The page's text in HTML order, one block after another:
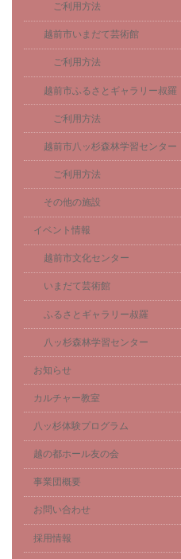
ご利用方法
越前市いまだて芸術館
ご利用方法
越前市ふるさとギャラリー叔羅
ご利用方法
越前市八ッ杉森林学習センター
ご利用方法
その他の施設
イベント情報
越前市文化センター
いまだて芸術館
ふるさとギャラリー叔羅
八ッ杉森林学習センター
お知らせ
カルチャー教室
八ッ杉体験プログラム
越の都ホール友の会
事業団概要
お問い合わせ
採用情報